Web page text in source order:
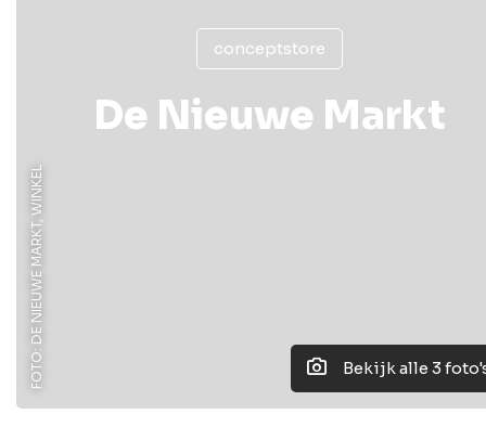
conceptstore
De Nieuwe Markt
Bekijk alle 3
FOTO: DE NIEUWE MARKT, WINKEL